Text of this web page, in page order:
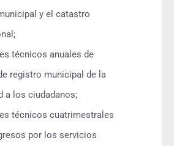
y el catastro
técnicos anuales de
registro municipal de la
a los ciudadanos;
técnicos cuatrimestrales
por los servicios